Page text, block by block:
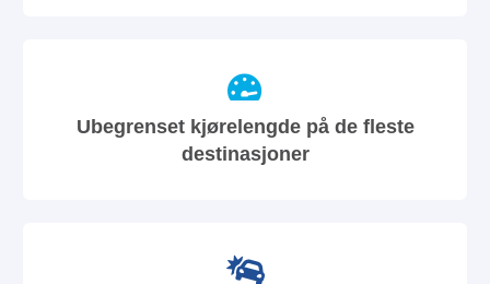
Ubegrenset kjørelengde på de fleste
destinasjoner